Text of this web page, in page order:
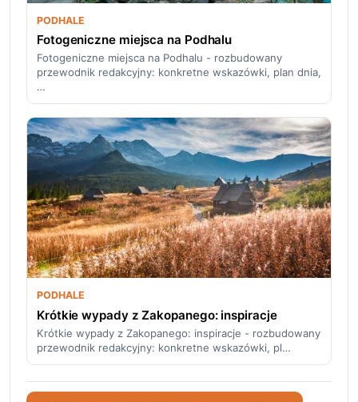
PODHALE
Fotogeniczne miejsca na Podhalu
Fotogeniczne miejsca na Podhalu - rozbudowany
przewodnik redakcyjny: konkretne wskazówki, plan dnia,
…
PODHALE
Krótkie wypady z Zakopanego: inspiracje
Krótkie wypady z Zakopanego: inspiracje - rozbudowany
przewodnik redakcyjny: konkretne wskazówki, pl…